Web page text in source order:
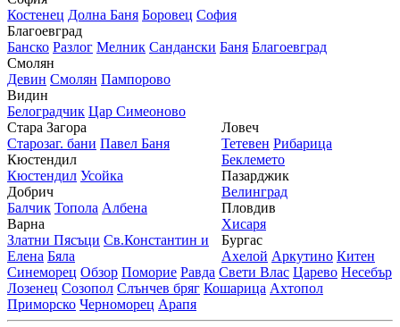
Костенец Долна Баня Боровец София
Благоевград
Банско Разлог Мелник Сандански Баня Благоевград
Смолян
Девин Смолян Пампорово
Видин
Белоградчик Цар Симеоново
Стара Загора
Старозаг. бани Павел Баня
Кюстендил
Кюстендил Усойка
Добрич
Балчик Топола Албена
Варна
Златни Пясъци Св.Константин и
Елена Бяла
Ловеч
Тетевен Рибарица
Беклемето
Пазарджик
Велинград
Пловдив
Хисаря
Бургас
Ахелой Аркутино Китен
Синеморец Обзор Поморие Равда Свети Влас Царево Несебър
Лозенец Созопол Слънчев бряг Кошарица Ахтопол
Приморско Черноморец Арапя